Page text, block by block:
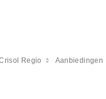
Regio Aanbiedingen